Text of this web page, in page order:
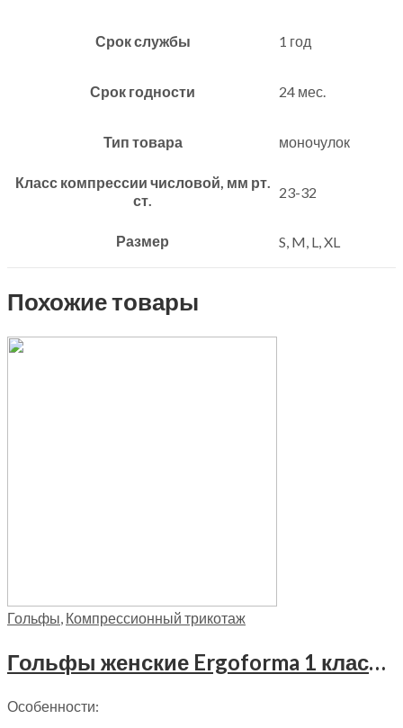
Срок службы 1 год
Срок годности 24 мес.
Тип товара моночулок
Класс компрессии числовой, мм рт.
ст.
23-32
Размер S, M, L, XL
Похожие товары
Гольфы Компрессионный трикотаж
Гольфы женские Ergoforma 1 класс компрессии, 311
Особенности: